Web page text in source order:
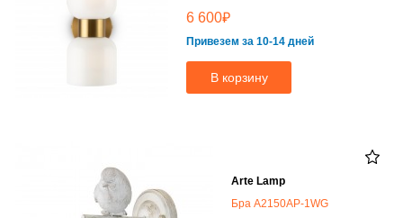
6 600₽
Привезем за 10-14 дней
В корзину
Arte Lamp
Бра A2150AP-1WG